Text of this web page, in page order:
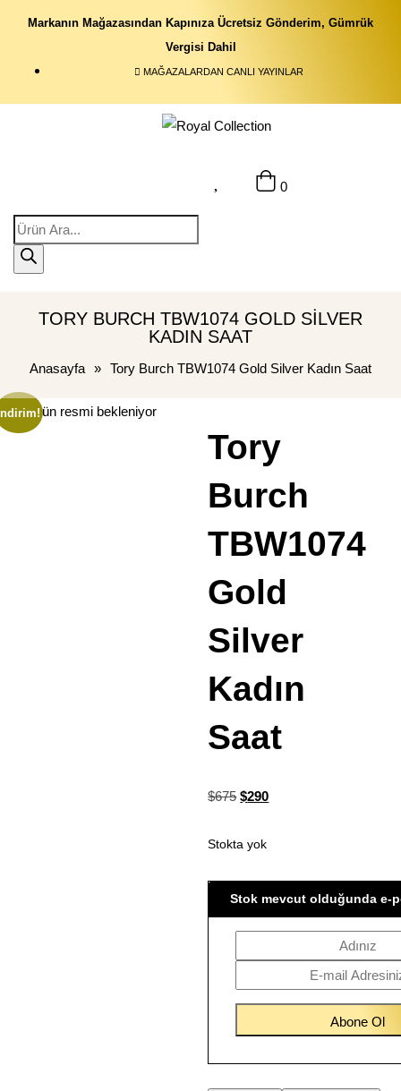
Markanın Mağazasından Kapınıza Ücretsiz Gönderim, Gümrük
Vergisi Dahil
MAĞAZALARDAN CANLI YAYINLAR
0
TORY BURCH TBW1074 GOLD SILVER
KADIN SAAT
Anasayfa » Tory Burch TBW1074 Gold Silver Kadın Saat
Tory
Burch
TBW1074
Gold
Silver
Kadın
Saat
$675 $290
Stokta yok
Stok mevcut olduğunda e-